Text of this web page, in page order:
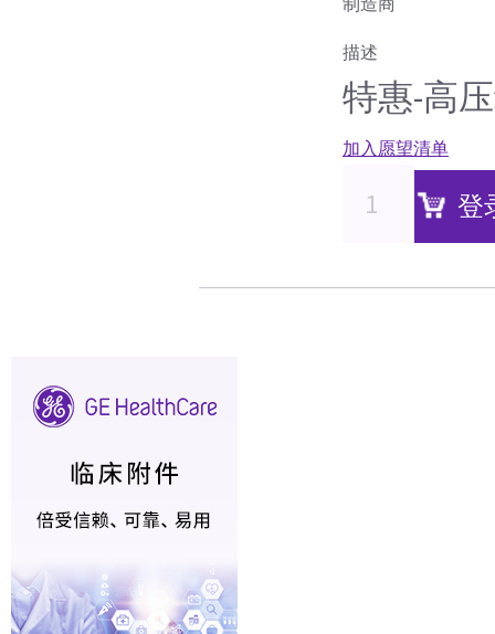
描述
特惠-高
加入愿望清单
登